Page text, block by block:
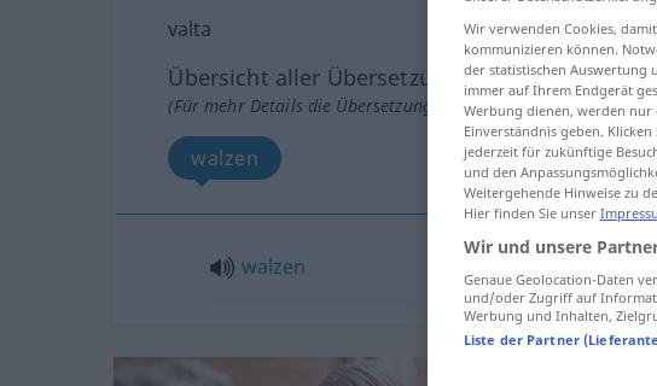
valta
Übersicht aller Übersetzungen
(Für mehr Details die Übersetzung anklicken/antippen)
walzen
walzen
Wir verwenden Cookies,
kommunizieren können.
der statistischen Auswertung
immer auf Ihrem Endgerät
Werbung dienen, werden nur
Einverständnis geben.
jederzeit für zukünftige
und den
Weitergehende Hinweise zu
Hier finden Sie unser
Wir und unsere
Genaue Geolocation-Daten
und/oder Zugriff auf
Werbung und Inhalten,
Liste der Partner